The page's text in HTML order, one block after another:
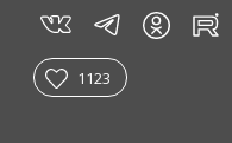
vk tg in rt
1123